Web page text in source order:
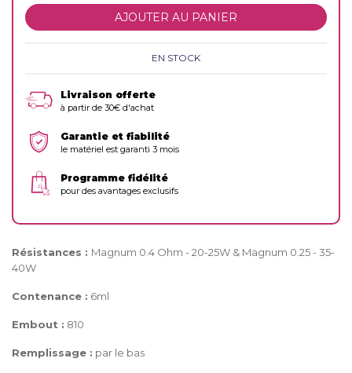
AJOUTER AU PANIER
EN STOCK
Livraison offerte
à partir de 30€ d'achat
Garantie et fiabilité
le matériel est garanti 3 mois
Programme fidélité
pour des avantages exclusifs
Résistances : Magnum 0.4 Ohm - 20-25W & Magnum 0.25 - 35-
40W
Contenance : 6ml
Embout : 810
Remplissage : par le bas